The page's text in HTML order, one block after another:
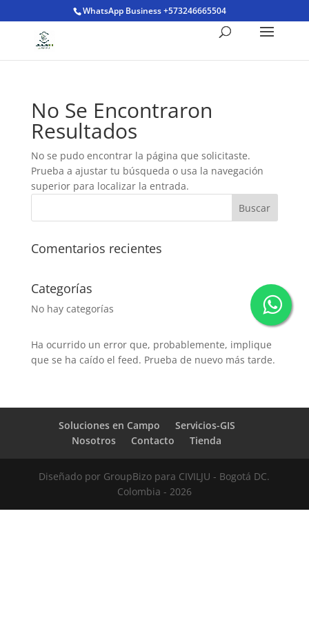
WhatsApp Business +573246665504
No Se Encontraron
Resultados
No se pudo encontrar la página que solicitaste.
Prueba a ajustar tu búsqueda o usa la navegación
superior para localizar la entrada.
Comentarios recientes
Categorías
No hay categorías
Ha ocurrido un error que, probablemente, implique
que se ha caído el feed. Prueba de nuevo más tarde.
Soluciones en Campo
Servicios-GIS
Nosotros
Contacto Tienda
Diseñado por GroupBizo para CIVILJU - Bogotá DC.
Colombia - 2026